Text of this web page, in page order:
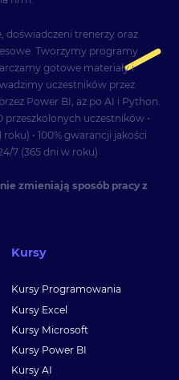
doświadczeni trenerzy oraz
Tworzymy programy
gotowe materiały i
uczestników przez
Power BI, aż po AI i Python.
przeszkolonych uczestników •
• 100% gwarancji jakości
7 (365 dni w roku)
zmieniają sposób pracy z
Kursy
Kursy Programowania
Kursy Excel
Kursy Microsoft
Kursy Power BI
Kursy AI